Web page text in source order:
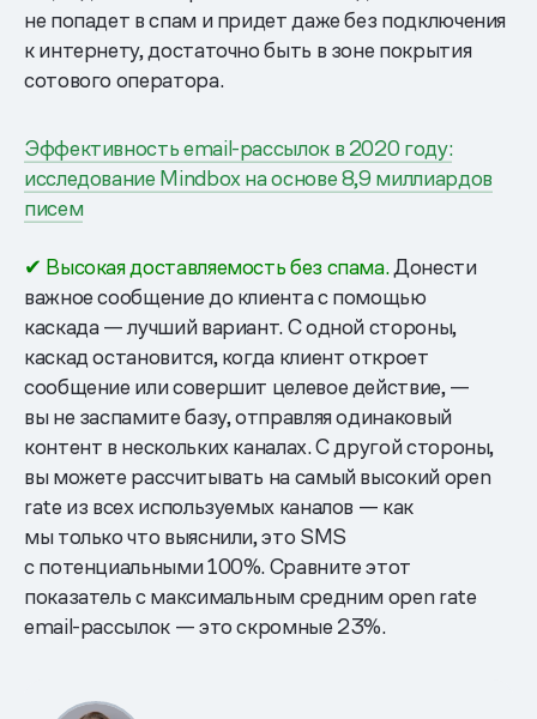
не попадет в спам и придет даже без подключения
к интернету, достаточно быть в зоне покрытия
сотового оператора.
Эффективность email-рассылок в 2020 году:
исследование Mindbox на основе 8,9 миллиардов
писем
✔ Высокая доставляемость без спама.Донести
важное сообщение до клиента с помощью
каскада — лучший вариант. С одной стороны,
каскад остановится, когда клиент откроет
сообщение или совершит целевое действие, —
вы не заспамите базу, отправляя одинаковый
контент в нескольких каналах. С другой стороны,
вы можете рассчитывать на самый высокий open
rate из всех используемых каналов — как
мы только что выяснили, это SMS
с потенциальными 100%. Сравните этот
показатель с максимальным средним open rate
email-рассылок — это скромные 23%.